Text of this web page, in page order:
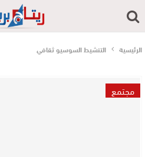
الرئيسية التنشيط السوسيو ثقافي
مجتمع